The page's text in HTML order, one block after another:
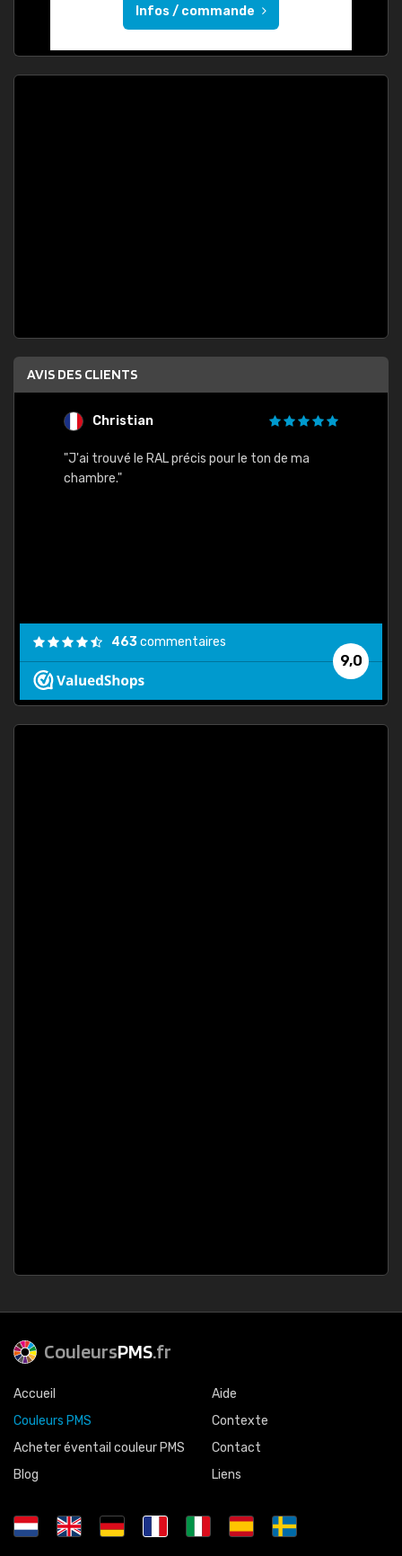
Infos / commande
AVIS DES CLIENTS
Christian
"J'ai trouvé le RAL précis pour le ton de ma
chambre."
9,0
463commentaires
CouleursPMS.fr
Accueil
Couleurs PMS
Acheter éventail couleur PMS
Blog
Aide
Contexte
Contact
Liens